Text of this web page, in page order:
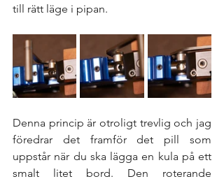
till rätt läge i pipan.
Denna princip är otroligt trevlig och jag
föredrar det framför det pill som
uppstår när du ska lägga en kula på ett
smalt litet bord. Den roterande